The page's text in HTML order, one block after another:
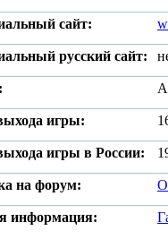
сайт:
русский сайт:
игры:
игры в России:
на форум:
информация: